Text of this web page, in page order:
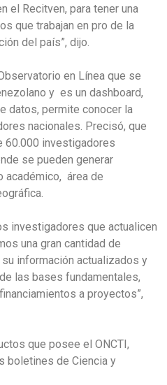
el Recitven, para tener una
que trabajan en pro de la
del país”, dijo.
en Línea que se
y es un dashboard,
datos, permite conocer la
nacionales. Precisó, que
60.000 investigadores
se pueden generar
área de
investigadores que actualicen
una gran cantidad de
información actualizados y
las bases fundamentales,
a proyectos”,
que posee el ONCTI,
de Ciencia y